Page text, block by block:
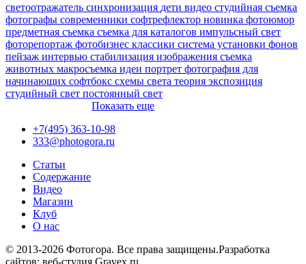
светоотражатель синхронизация дети видео студийная съемка
фотографы современники софтрефлектор новинка фотоюмор
предметная съемка съемка для каталогов импульсный свет
фоторепортаж фотобизнес классики система установки фонов
пейзаж интервью стабилизация изображения съемка
животных макросъемка идеи портрет фотография для
начинающих софтбокс схемы света теория экспозиция
студийный свет постоянный свет
Показать еще
+7(495) 363-10-98
333@photogora.ru
Статьи
Содержание
Видео
Магазин
Клуб
О нас
© 2013-2026 Фотогора. Все права защищены.Разработка